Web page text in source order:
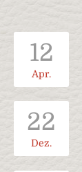
12
Apr.
22
Dez.